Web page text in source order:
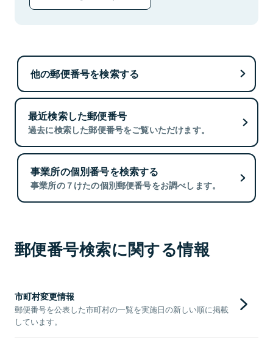
他の郵便番号を検索する
最近検索した郵便番号
過去に検索した郵便番号をご覧いただけます。
事業所の個別番号を検索する
事業所の７けたの個別郵便番号をお調べします。
郵便番号検索に関する情報
市町村変更情報
郵便番号を公表した市町村の一覧を実施日の新しい順に掲載
しています。